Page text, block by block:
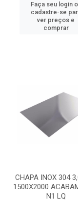
Faça seu login
cadastre-se
ver preços e
comprar
CHAPA INOX 304
1500X2000
N1 LQ